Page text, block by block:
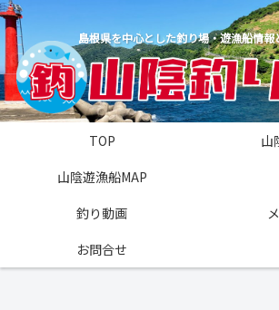
島根県を中心とした釣り場・遊漁船情報
TOP
山
山陰遊漁船MAP
釣り動画
お問合せ